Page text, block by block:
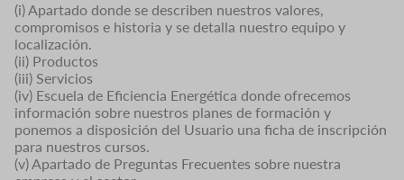
(i) Apartado donde se describen nuestros valores,
compromisos e historia y se detalla nuestro equipo y
localización.
(ii) Productos
(iii) Servicios
(iv) Escuela de Eficiencia Energética donde ofrecemos
información sobre nuestros planes de formación y
ponemos a disposición del Usuario una ficha de inscripción
para nuestros cursos.
(v) Apartado de Preguntas Frecuentes sobre nuestra